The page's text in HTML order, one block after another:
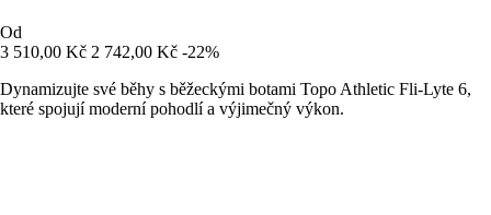
Od
3 510,00 Kč 2 742,00 Kč -22%
Dynamizujte své běhy s běžeckými botami Topo Athletic Fli-Lyte 6,
které spojují moderní pohodlí a výjimečný výkon.